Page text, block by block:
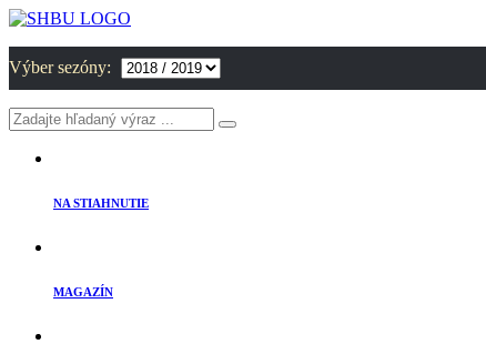
Výber sezóny:
NA STIAHNUTIE
MAGAZÍN